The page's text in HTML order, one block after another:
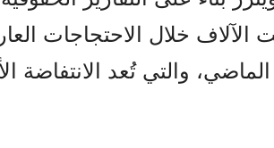
الآلاف خلال الاحتجاجات
والتي تُعد الانتفاضة